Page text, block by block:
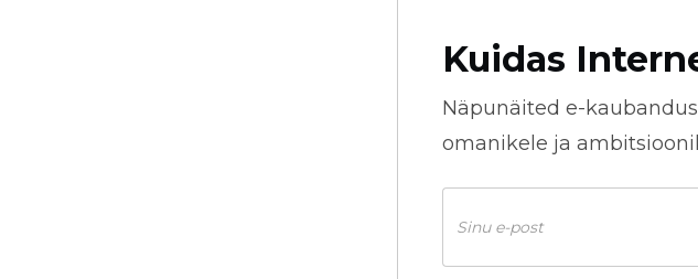
Kuidas
Näpunäited e-kaubandus
omanikele ja